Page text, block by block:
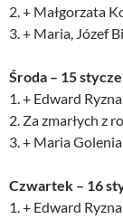
2. + Małgorzata
3. + Maria, Józef
Środa – 15
1. + Edward
2. Za zmarłych z
3. + Maria
Czwartek – 16
1. + Edward